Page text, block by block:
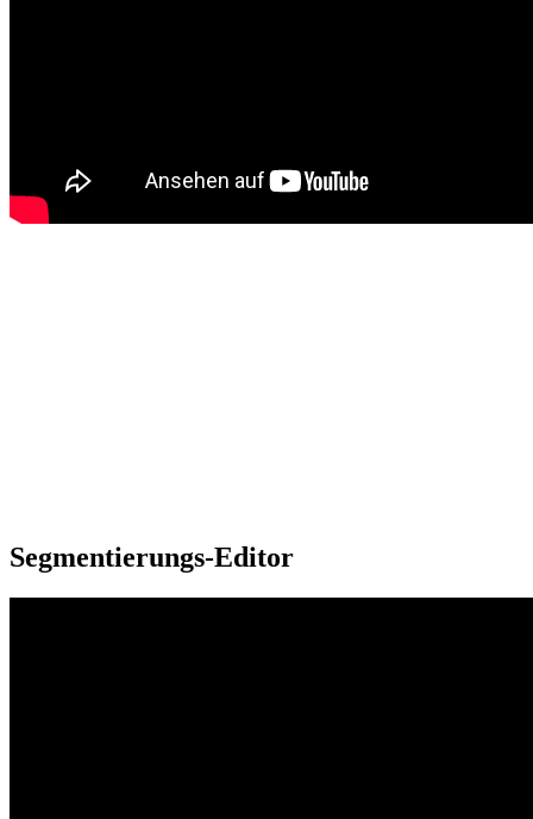
Segmentierungs-Editor